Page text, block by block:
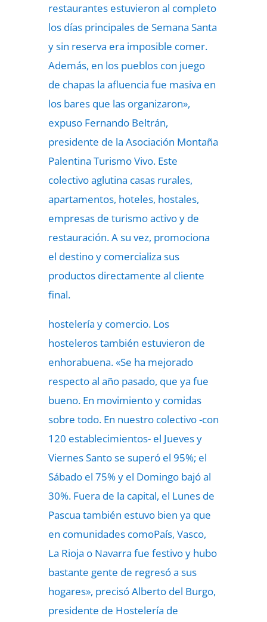
restaurantes estuvieron al completo
los días principales de Semana Santa
y sin reserva era imposible comer.
Además, en los pueblos con juego
de chapas la afluencia fue masiva en
los bares que las organizaron»,
expuso Fernando Beltrán,
presidente de la Asociación Montaña
Palentina Turismo Vivo. Este
colectivo aglutina casas rurales,
apartamentos, hoteles, hostales,
empresas de turismo activo y de
restauración. A su vez, promociona
el destino y comercializa sus
productos directamente al cliente
final.
hostelería y comercio. Los
hosteleros también estuvieron de
enhorabuena. «Se ha mejorado
respecto al año pasado, que ya fue
bueno. En movimiento y comidas
sobre todo. En nuestro colectivo -con
120 establecimientos- el Jueves y
Viernes Santo se superó el 95%; el
Sábado el 75% y el Domingo bajó al
30%. Fuera de la capital, el Lunes de
Pascua también estuvo bien ya que
en comunidades comoPaís, Vasco,
La Rioja o Navarra fue festivo y hubo
bastante gente de regresó a sus
hogares», precisó Alberto del Burgo,
presidente de Hostelería de